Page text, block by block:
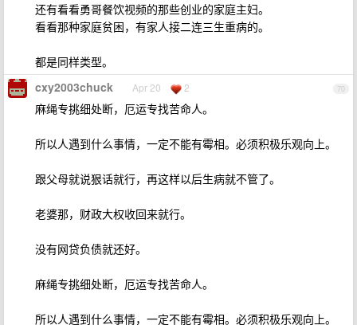
还有看看勇哥餐饮视频的那些创业的家庭主妇。
看看那种家庭贫困，有家人接二连三生重病的。
都是同样类型。
70
cxy2003chuck Apr 20 2
麻绳专挑细处断，厄运专找苦命人。
所以人遇到什么事情，一定不能有霉相。必须积极乐观向上。
跟父母就说狠话就行，再这样以后生病就不管了。
老婆那，财政大权收回来就行。
没有网贷负债就还好。
麻绳专挑细处断，厄运专找苦命人。
所以人遇到什么事情，一定不能有霉相。必须积极乐观向上。